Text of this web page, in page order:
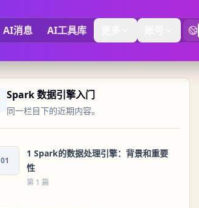
AI消息 AI工具库
Spark 数据引擎入门
同一栏目下的近期内容。
01
1 Spark的数据处理引擎：背景和重要
性
第 1 篇